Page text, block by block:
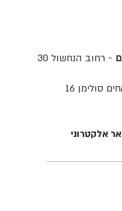
- רחוב הנחשול 30
סולימן 16
אלקטרוני